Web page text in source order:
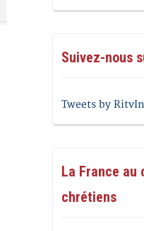
Suivez-nous
Tweets by
La France
chrétiens